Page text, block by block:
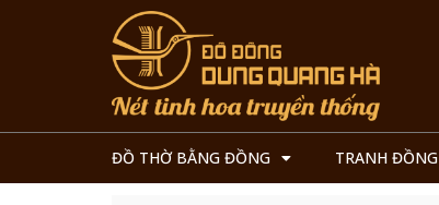
ĐỒ THỜ BẰNG ĐỒNG TRANH ĐỒNG